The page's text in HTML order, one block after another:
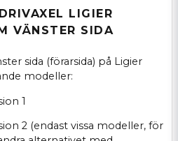
LIGIER
VÄNSTER SIDA
sida (förarsida) på Ligier
modeller:
1
2 (endast vissa modeller, för